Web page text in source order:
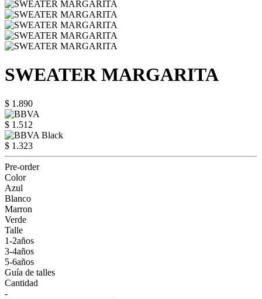
SWEATER MARGARITA
$ 1.890
$ 1.512
$ 1.323
Pre-order
Color
Azul
Blanco
Marron
Verde
Talle
1-2años
3-4años
5-6años
Guía de talles
Cantidad
-